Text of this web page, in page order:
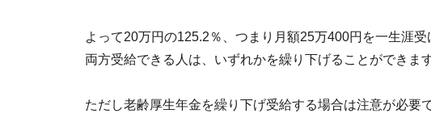
よって20万円の125.2％、つまり月額25万400円を一生涯
両方受給できる人は、いずれかを繰り下げることができます
ただし老齢厚生年金を繰り下げ受給する場合は注意が必要で